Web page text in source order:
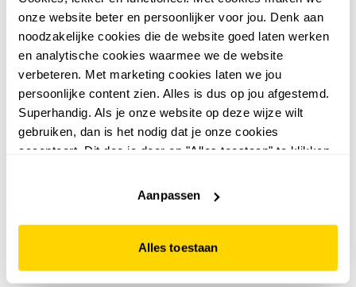
onze website beter en persoonlijker voor jou. Denk aan
noodzakelijke cookies die de website goed laten werken
en analytische cookies waarmee we de website
verbeteren. Met marketing cookies laten we jou
persoonlijke content zien. Alles is dus op jou afgestemd.
Superhandig. Als je onze website op deze wijze wilt
gebruiken, dan is het nodig dat je onze cookies
accepteert. Dit doe je door op "Alles toestaan" te klikken.
website niet optimaal functioneert.
Aanpassen
Alles toestaan